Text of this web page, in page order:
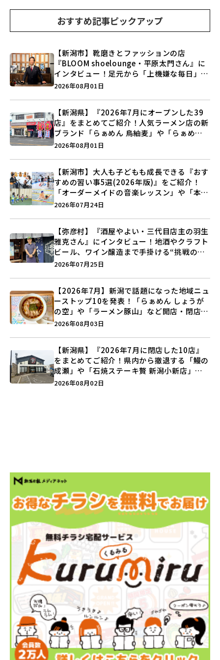
おすすめ記事ピックアップ
【新潟市】靴磨きとファッションの店
『BLOOM shoelounge・平原太門さん』に
インタビュー！足元から「上機嫌な毎日」を
つくる装いの提案とは？
2026年08月01日
【新潟県】『2026年7月にオープンした39
店』をまとめてご紹介！人気ラーメン店の新
ブランド「らぁめん 鳥紬麦」や「らぁめん
しょうがの空」など盛りだくさん♪
2026年08月01日
【新潟市】大人も子どもも成長できる『おす
すめの習い事5選(2026年版)』をご紹介！
「オーダーメイドの音楽レッスン」や「本格
キックボクシング」で新しい自分を見つけよ
2026年07月24日
【弥彦村】『酒屋やよい・三代目店主の羽生
雅克さん』にインタビュー！地酒やクラフト
ビール、ワイン醸造まで手掛ける“挑戦の歴
史”に迫る♪
2026年07月25日
【2026年7月】新潟で話題になった地域ニュ
ーストップ10を発表！「らぁめん しょうが
の空」や「ラーメン豚山」など開店・閉店の
注目記事をランキングでご紹介♪
2026年08月03日
【新潟県】『2026年7月に閉店した10店』
をまとめてご紹介！県内から撤退する「鰻の
成瀬」や「石焼ステーキ贅 新潟小新店」が
営業に幕…。
2026年08月02日